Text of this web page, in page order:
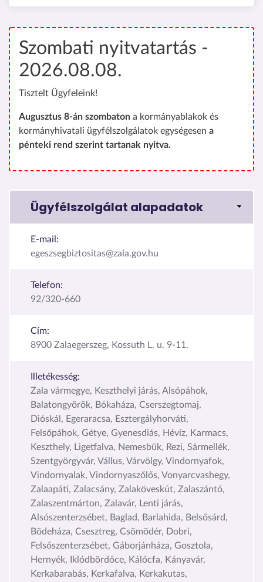
Szombati nyitvatartás -
2026.08.08.
Tisztelt Ügyfeleink!
Augusztus 8-án szombaton a kormányablakok és
kormányhivatali ügyfélszolgálatok egységesen a
pénteki rend szerint tartanak nyitva.
Ügyfélszolgálat alapadatok
E-mail:
egeszsegbiztositas@zala.gov.hu
Telefon:
92/320-660
Cím:
8900 Zalaegerszeg, Kossuth L. u. 9-11.
Illetékesség:
Zala vármegye, Keszthelyi járás, Alsópáhok,
Balatongyörök, Bókaháza, Cserszegtomaj,
Dióskál, Egeraracsa, Esztergályhorváti,
Felsőpáhok, Gétye, Gyenesdiás, Hévíz, Karmacs,
Keszthely, Ligetfalva, Nemesbük, Rezi, Sármellék,
Szentgyörgyvár, Vállus, Várvölgy, Vindornyafok,
Vindornyalak, Vindornyaszőlős, Vonyarcvashegy,
Zalaapáti, Zalacsány, Zalaköveskút, Zalaszántó,
Zalaszentmárton, Zalavár, Lenti járás,
Alsószenterzsébet, Baglad, Barlahida, Belsősárd,
Bödeháza, Csesztreg, Csömödér, Dobri,
Felsőszenterzsébet, Gáborjánháza, Gosztola,
Hernyék, Iklódbördőce, Kálócfa, Kányavár,
Kerkabarabás, Kerkafalva, Kerkakutas,